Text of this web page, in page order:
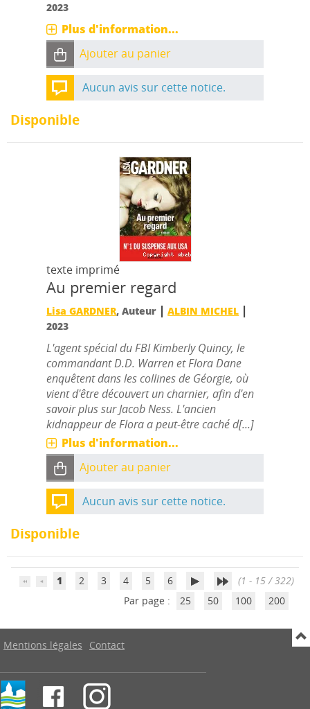
2023
Plus d'information...
Ajouter au panier
Aucun avis sur cette notice.
Disponible
texte imprimé
Au premier regard
Lisa GARDNER, Auteur |ALBIN MICHEL |
2023
L'agent spécial du FBI Kimberly Quincy, le
commandant D.D. Warren et Flora Dane
enquêtent dans les collines de Géorgie, où
vient d'être découvert un charnier, afin d'en
savoir plus sur Jacob Ness. L'ancien
kidnappeur de Flora a peut-être caché d[...]
Plus d'information...
Ajouter au panier
Aucun avis sur cette notice.
Disponible
1 2 3 4 5 6
(1 - 15 / 322)
Par page :
25 50 100 200
Mentions légales Contact